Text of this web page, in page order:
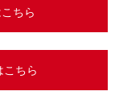
ちら
こちら